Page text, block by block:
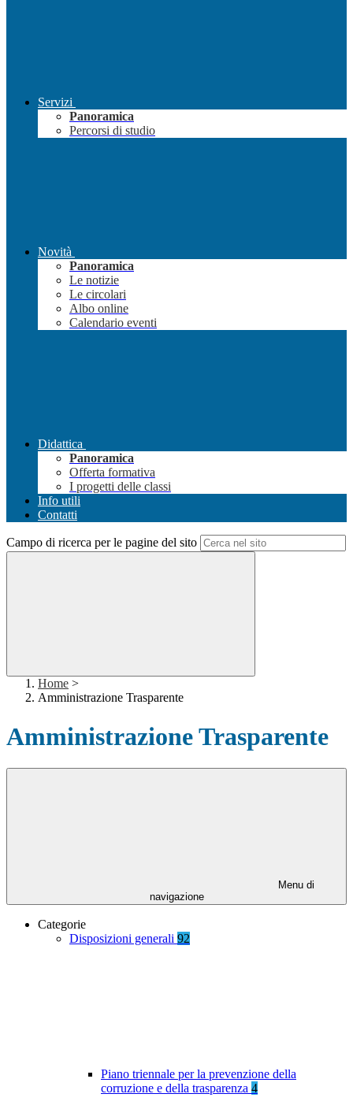
Servizi
Panoramica
Percorsi di studio
Novità
Panoramica
Le notizie
Le circolari
Albo online
Calendario eventi
Didattica
Panoramica
Offerta formativa
I progetti delle classi
Info utili
Contatti
Campo di ricerca per le pagine del sito
Home >
Amministrazione Trasparente
Amministrazione Trasparente
Menu di
navigazione
Categorie
Disposizioni generali 92
Piano triennale per la prevenzione della
corruzione e della trasparenza 4